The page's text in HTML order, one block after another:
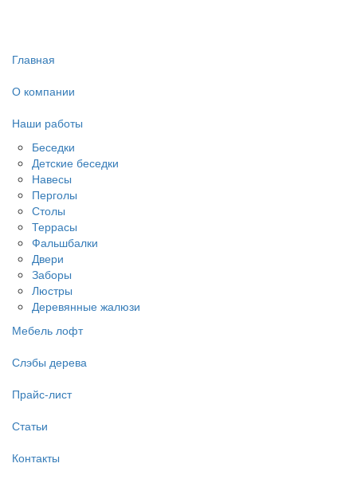
Главная
О компании
Наши работы
Беседки
Детские беседки
Навесы
Перголы
Столы
Террасы
Фальшбалки
Двери
Заборы
Люстры
Деревянные жалюзи
Мебель лофт
Слэбы дерева
Прайс-лист
Статьи
Контакты